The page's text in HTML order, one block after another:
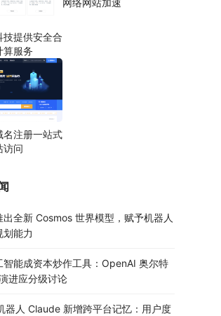
技提供安全合
算服务
网络网站加速
名注册一站式
访问
出全新 Cosmos 世界模型，赋予机器人
划能力
智能成资本炒作工具：OpenAI 奥尔特
进应分级讨论
器人 Claude 新增跨平台记忆：用户度